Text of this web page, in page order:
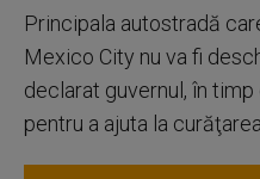
Principala autostradă
Mexico City nu va fi
declarat guvernul, în
pentru a ajuta la